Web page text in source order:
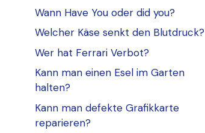
Wann Have You oder did you?
Welcher Käse senkt den Blutdruck?
Wer hat Ferrari Verbot?
Kann man einen Esel im Garten
halten?
Kann man defekte Grafikkarte
reparieren?